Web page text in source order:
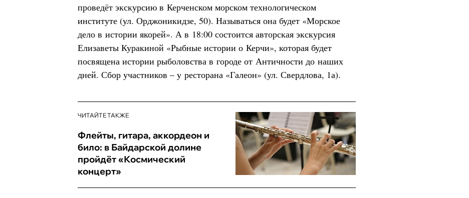
проведёт экскурсию в Керченском морском технологическом
институте (ул. Орджоникидзе, 50). Называться она будет «Морское
дело в истории якорей». А в 18:00 состоится авторская экскурсия
Елизаветы Куракиной «Рыбные истории о Керчи», которая будет
посвящена истории рыболовства в городе от Античности до наших
дней. Сбор участников – у ресторана «Галеон» (ул. Свердлова, 1а).
ЧИТАЙТЕ ТАКЖЕ
Флейты, гитара, аккордеон и
било: в Байдарской долине
пройдёт «Космический
концерт»